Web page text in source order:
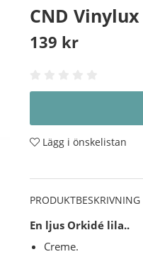
CND
139 kr
Lägg i önskelistan
PRODUKTBESKRIVNING
En ljus Orkidé lila..
Creme.